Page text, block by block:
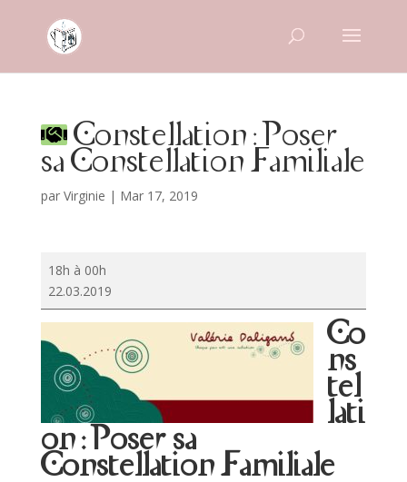
Constellation : Poser
sa Constellation Familiale
par Virginie | Mar 17, 2019
Constellation
sa
Constellation
Familiale
18h à 00h
22.03.2019
Co
ns
tel
lati
on : Poser sa
Constellation Familiale